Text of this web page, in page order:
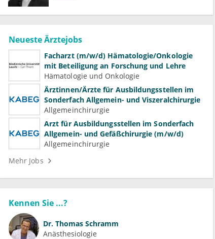
Neueste Ärztejobs
Facharzt (m/w/d) Hämatologie/Onkologie
mit Beteiligung an Forschung und Lehre
Hämatologie und Onkologie
Ärztinnen/Ärzte für Ausbildungsstellen im
Sonderfach Allgemein- und Viszeralchirurgie
Allgemeinchirurgie
Arzt für Ausbildungsstellen im Sonderfach
Allgemein- und Gefäßchirurgie (m/w/d)
Allgemeinchirurgie
Mehr Jobs
Kennen Sie ...?
Dr. Thomas Schramm
Anästhesiologie